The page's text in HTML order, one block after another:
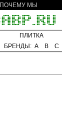
ПОЧЕМУ МЫ
ПЛИТКА
БРЕНДЫ: A B C